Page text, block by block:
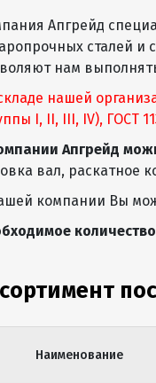
Апгрейд
сталей и
нам
нашей
I, II, III, IV), ГОСТ
Апгрейд
вал, раскатное
компании Вы
Наименование